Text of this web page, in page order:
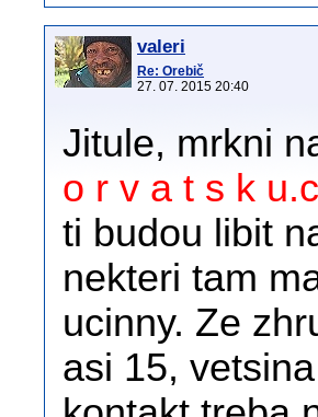
valeri
Re: Orebič
27. 07. 2015 20:40
Jitule, mrkni
o r v a t s k
ti budou libit
nekteri tam
ucinny. Ze
asi 15,